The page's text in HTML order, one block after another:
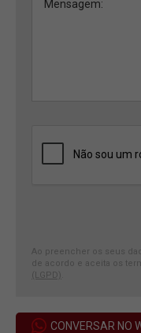
Ao preencher os seus
de acordo e aceita os
(LGPD)
CONVERSAR NO